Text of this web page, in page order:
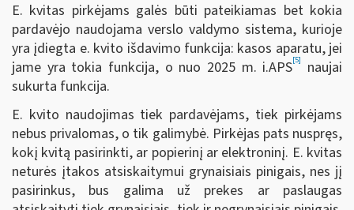
E. kvitas pirkėjams galės būti pateikiamas bet kokia
pardavėjo naudojama verslo valdymo sistema, kurioje
yra įdiegta e. kvito išdavimo funkcija: kasos aparatu, jei
jame yra tokia funkcija, o nuo 2025 m. i.APS[5]
naujai
sukurta funkcija.
E. kvito naudojimas tiek pardavėjams, tiek pirkėjams
nebus privalomas, o tik galimybė. Pirkėjas pats nuspręs,
kokį kvitą pasirinkti, ar popierinį ar elektroninį. E. kvitas
neturės įtakos atsiskaitymui grynaisiais pinigais, nes jį
pasirinkus, bus galima už prekes ar paslaugas